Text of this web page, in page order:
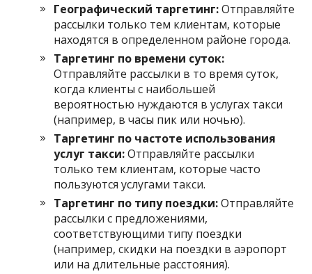
Географический таргетинг:Отправляйте
рассылки только тем клиентам, которые
находятся в определенном районе города.
Таргетинг по времени суток:
Отправляйте рассылки в то время суток,
когда клиенты с наибольшей
вероятностью нуждаются в услугах такси
(например, в часы пик или ночью).
Таргетинг по частоте использования
услуг такси:Отправляйте рассылки
только тем клиентам, которые часто
пользуются услугами такси.
Таргетинг по типу поездки:Отправляйте
рассылки с предложениями,
соответствующими типу поездки
(например, скидки на поездки в аэропорт
или на длительные расстояния).